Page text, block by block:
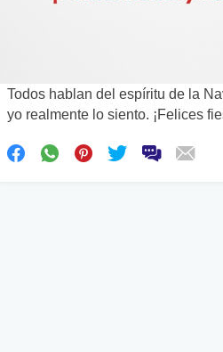
Todos hablan del espíritu de la
yo realmente lo siento. ¡Felices